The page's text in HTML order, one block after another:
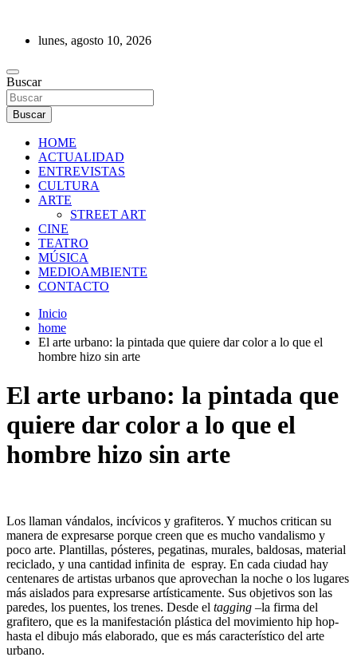
contenidolunes, agosto 10, 2026
REVISTA DE PRENSA
Buscar
Buscar
HOME
ACTUALIDAD
ENTREVISTAS
CULTURA
ARTE
STREET ART
CINE
TEATRO
MÚSICA
MEDIOAMBIENTE
CONTACTO
Inicio
home
El arte urbano: la pintada que quiere dar color a lo que el
hombre hizo sin arte
El arte urbano: la pintada que
quiere dar color a lo que el
hombre hizo sin arte
Los llaman vándalos, incívicos y grafiteros. Y muchos critican su
manera de expresarse porque creen que es mucho vandalismo y
poco arte. Plantillas, pósteres, pegatinas, murales, baldosas, material
reciclado, y una cantidad infinita de espray. En cada ciudad hay
centenares de artistas urbanos que aprovechan la noche o los lugares
más aislados para expresarse artísticamente. Sus objetivos son las
paredes, los puentes, los trenes. Desde el tagging –la firma del
grafitero, que es la manifestación plástica del movimiento hip hop-
hasta el dibujo más elaborado, que es más característico del arte
urbano.